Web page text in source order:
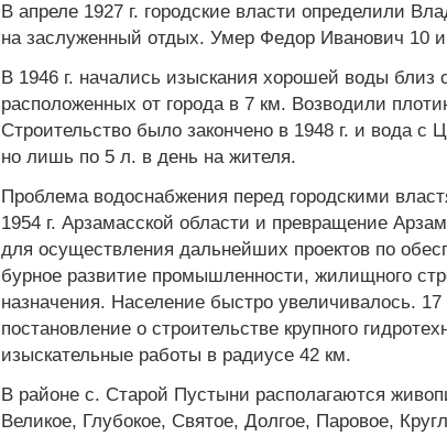
В апреле 1927 г. городские власти определили
на заслуженный отдых. Умер Федор Иванович 10
В 1946 г. начались изыскания хорошей воды
расположенных от города в 7 км. Возводили
Строительство было закончено в 1948 г. и вода
но лишь по 5 л. в день на жителя.
Проблема водоснабжения перед городскими
1954 г. Арзамасской области и превращение
для осуществления дальнейших проектов по
бурное развитие промышленности, жилищного
назначения. Население быстро увеличивалось.
постановление о строительстве крупного
изыскательные работы в радиусе 42 км.
В районе с. Старой Пустыни располагаются
Великое, Глубокое, Святое, Долгое, Паровое,